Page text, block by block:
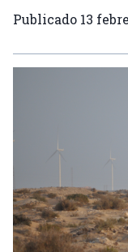
Publicado 13